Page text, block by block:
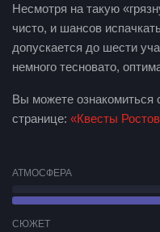
Несмотря на такую
чисто, и шансов
допускается до шести
немного тесновато,
Вы можете ознакомиться
странице: «Квесты
АТМОСФЕРА
СЮЖЕТ